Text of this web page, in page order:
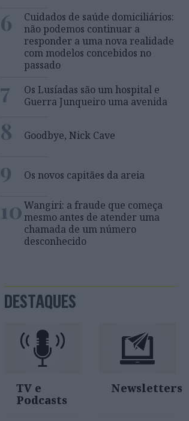
6
Cuidados de saúde domiciliários:
não podemos continuar a
responder a uma nova realidade
com modelos concebidos no
passado
7
Os Lusíadas são um hospital e
Guerra Junqueiro uma avenida
8 Goodbye, Nick Cave
9 Os novos capitães da areia
10Wangiri: a fraude que começa
mesmo antes de atender uma
chamada de um número
desconhecido
DESTAQUES
TV e
Podcasts
Newsletters